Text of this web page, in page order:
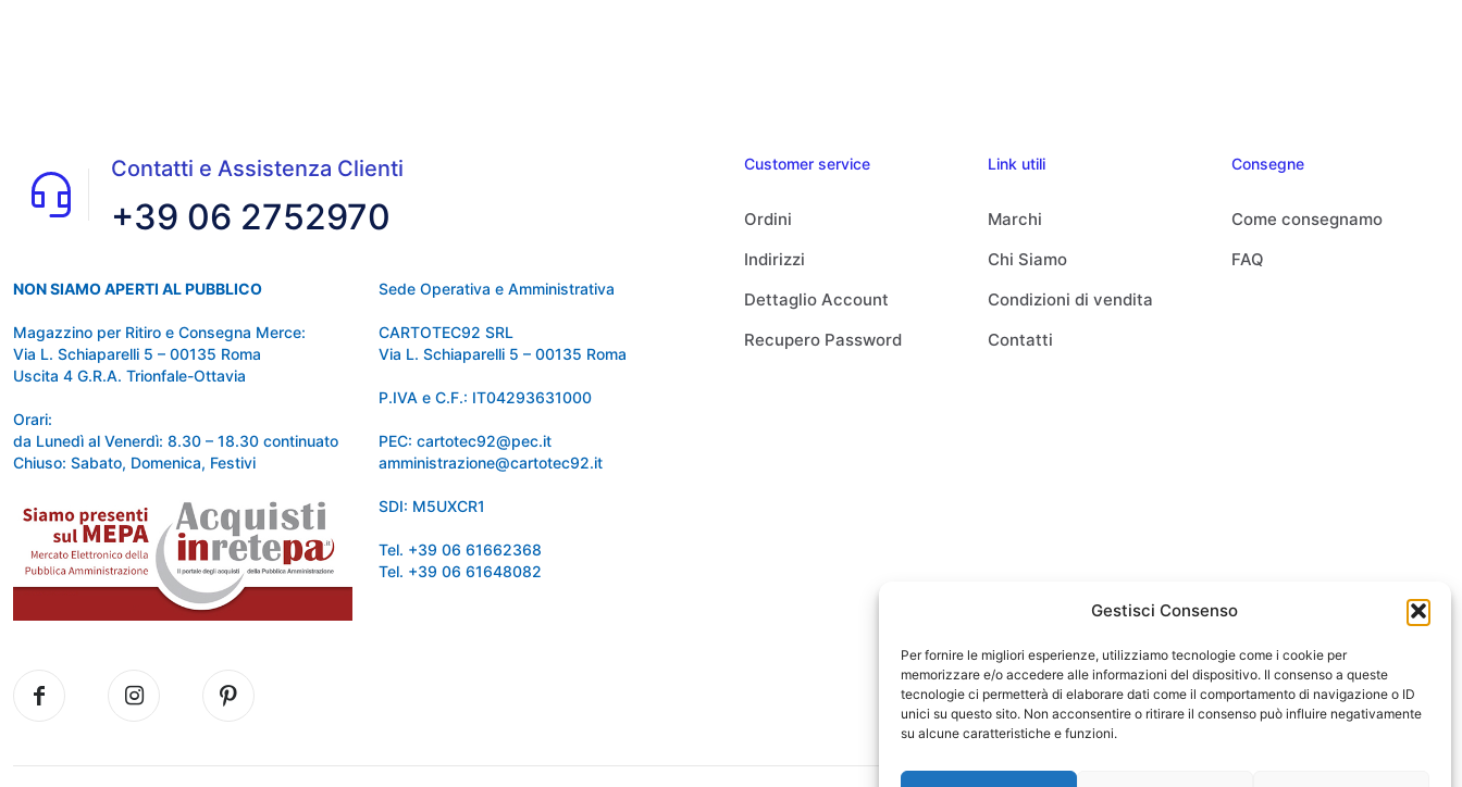
Gestisci Consenso
Per fornire le migliori esperienze, utilizziamo tecnologie come i cookie per
memorizzare e/o accedere alle informazioni del dispositivo. Il consenso a queste
tecnologie ci permetterà di elaborare dati come il comportamento di navigazione o ID
unici su questo sito. Non acconsentire o ritirare il consenso può influire negativamente
su alcune caratteristiche e funzioni.
Contatti e Assistenza Clienti
+39 06 2752970
NON SIAMO APERTI AL PUBBLICO
Magazzino per Ritiro e Consegna Merce:
Via L. Schiaparelli 5 – 00135 Roma
Uscita 4 G.R.A. Trionfale-Ottavia
Orari:
da Lunedì al Venerdì: 8.30 – 18.30 continuato
Chiuso: Sabato, Domenica, Festivi
Sede Operativa e Amministrativa
CARTOTEC92 SRL
Via L. Schiaparelli 5 – 00135 Roma
P.IVA e C.F.: IT04293631000
PEC: cartotec92@pec.it
amministrazione@cartotec92.it
SDI: M5UXCR1
Tel. +39 06 61662368
Tel. +39 06 61648082
Customer service
Ordini
Indirizzi
Dettaglio Account
Recupero Password
Link utili
Marchi
Chi Siamo
Condizioni di vendita
Contatti
Consegne
Come consegnamo
FAQ